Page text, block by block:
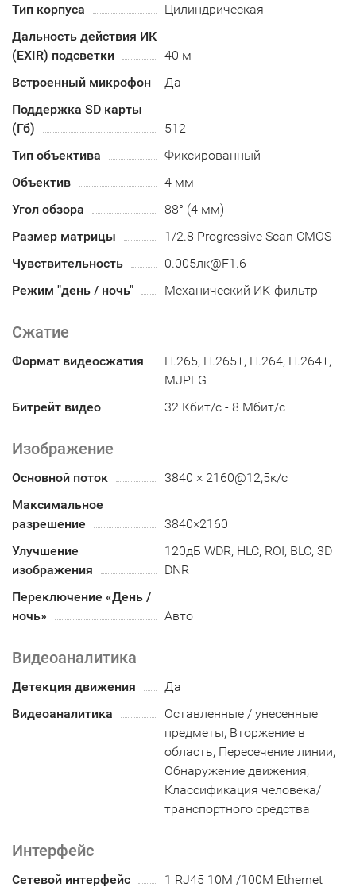
Тип корпуса
Цилиндрическая
Дальность действия ИК
(EXIR) подсветки
40 м
Встроенный микрофон
Да
Поддержка SD карты
(Гб)
512
Тип объектива
Фиксированный
Объектив
4 мм
Угол обзора
88° (4 мм)
Размер матрицы
1/2.8 Progressive Scan CMOS
Чувствительность
0.005лк@F1.6
Режим "день / ночь"
Механический ИК-фильтр
Сжатие
Формат видеосжатия
H.265, H.265+, H.264, H.264+,
MJPEG
Битрейт видео
32 Кбит/с - 8 Мбит/с
Изображение
Основной поток
3840 × 2160@12,5к/с
Максимальное
разрешение
3840×2160
Улучшение
изображения
120дБ WDR, HLC, ROI, BLC, 3D
DNR
Переключение «День /
ночь»
Авто
Видеоаналитика
Детекция движения
Да
Видеоаналитика
Оставленные / унесенные
предметы, Вторжение в
область, Пересечение линии,
Обнаружение движения,
Классификация человека/
транспортного средства
Интерфейс
Сетевой интерфейс 1 RJ45 10M /100M Ethernet